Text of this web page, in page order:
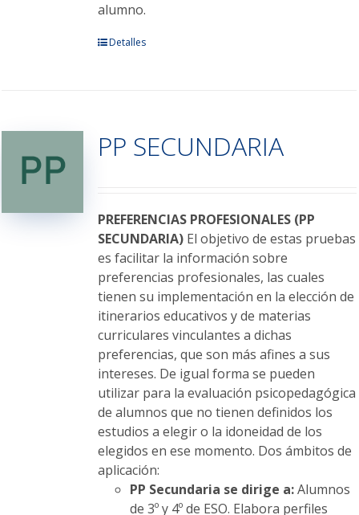
alumno.
Este
Las
opciones
elegir
en
la
página
de
producto
Detalles
PP SECUNDARIA
PREFERENCIAS PROFESIONALES (PP
SECUNDARIA)El objetivo de estas pruebas
es facilitar la información sobre
preferencias profesionales, las cuales
tienen su implementación en la elección de
itinerarios educativos y de materias
curriculares vinculantes a dichas
preferencias, que son más afines a sus
intereses. De igual forma se pueden
utilizar para la evaluación psicopedagógica
de alumnos que no tienen definidos los
estudios a elegir o la idoneidad de los
elegidos en ese momento. Dos ámbitos de
aplicación:
PP Secundaria se dirige a:Alumnos
de 3º y 4º de ESO. Elabora perfiles